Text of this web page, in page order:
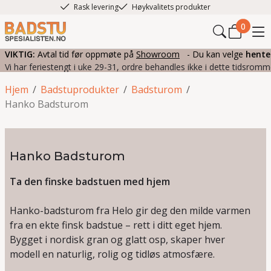
Rask levering Høykvalitets produkter
0
VIKTIG: Avtal tid før oppmøte på Showroom - Du kan velge
Vi har feriestengt i uke 29-31, ordre behandles ikke i dette
/
Hjem /
Badstuprodukter /
Badsturom
Hanko Badsturom
Hanko Badsturom
Ta den finske badstuen med hjem
Hanko-badsturom fra Helo gir deg den milde varmen
fra en ekte finsk badstue – rett i ditt eget hjem.
Bygget i nordisk gran og glatt osp, skaper hver
modell en naturlig, rolig og tidløs atmosfære.